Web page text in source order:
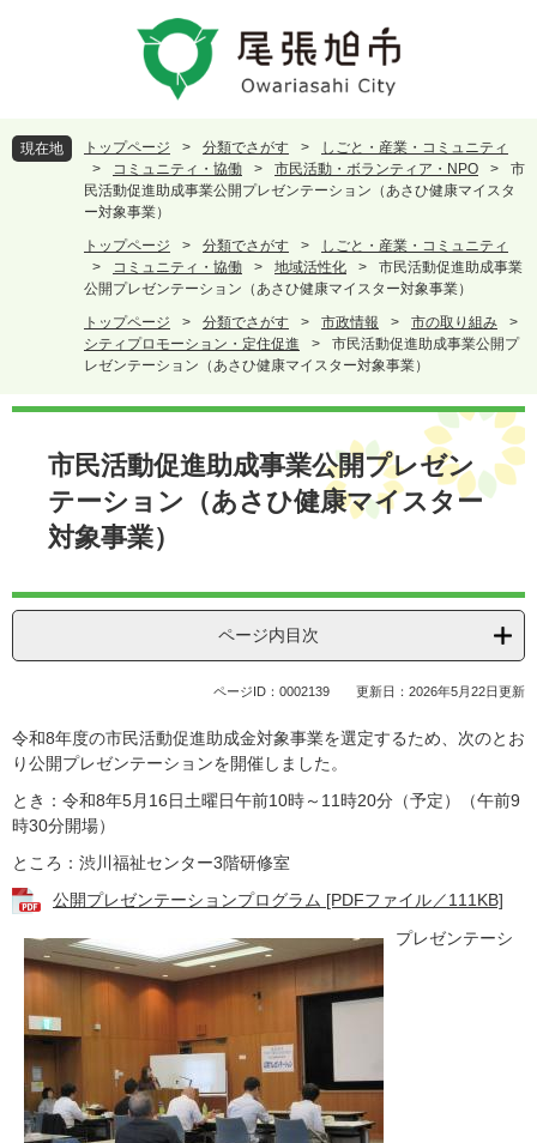
頭
で
飛
ば
現在地 トップページ > 分類でさがす >
しごと・産業・コミュニティ
>
コミュニティ・協働 > 市民活動・ボランティア・NPO >
市
民活動促進助成事業公開プレゼンテーション（あさひ健康マイスタ
ー対象事業）
トップページ
> 分類でさがす >
しごと・産業・コミュニティ
>
コミュニティ・協働 > 地域活性化 >
市民活動促進助成事業
公開プレゼンテーション（あさひ健康マイスター対象事業）
トップページ
> 分類でさがす > 市政情報 > 市の取り組み
>
シティプロモーション・定住促進
>
市民活動促進助成事業公開プ
レゼンテーション（あさひ健康マイスター対象事業）
本
市民活動促進助成事業公開プレゼン
テーション（あさひ健康マイスター
対象事業）
ページ内目次
ページID：0002139 更新日：2026年5月22日更新
令和8年度の市民活動促進助成金対象事業を選定するため、次のとお
り公開プレゼンテーションを開催しました。
とき：令和8年5月16日土曜日午前10時～11時20分（予定）（午前9
時30分開場）
ところ：渋川福祉センター3階研修室
公開プレゼンテーションプログラム [PDFファイル／111KB]
プレゼンテーシ